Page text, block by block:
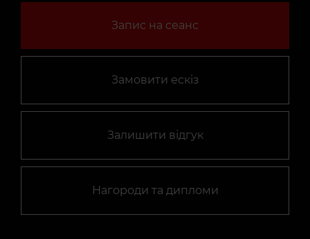
Запис на сеанс
Замовити ескіз
Залишити відгук
Нагороди та дипломи